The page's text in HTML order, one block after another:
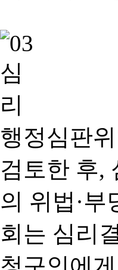
행정심판
검토한 후,
의 위법·
회는 심리